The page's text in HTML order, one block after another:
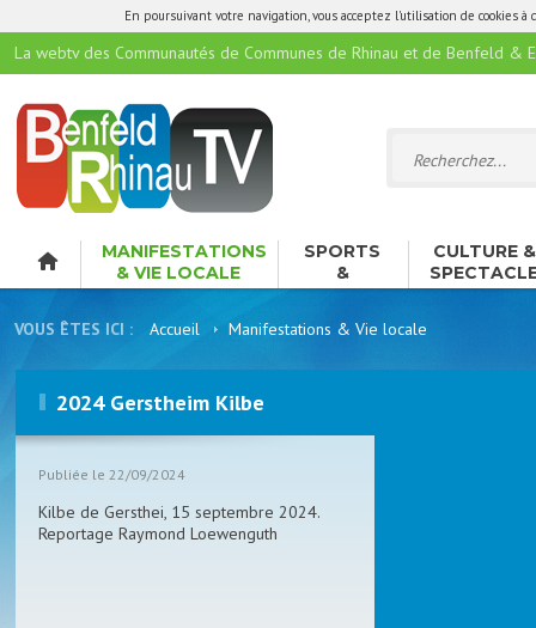
En poursuivant votre navigation, vous acceptez l'utilisation de cookies
La webtv des Communautés de Communes de Rhinau et de Benfeld &
MANIFESTATIONS
& VIE LOCALE
SPORTS
&
LOISIRS
CULTURE &
VOUS ÊTES ICI : Accueil Manifestations & Vie locale
2024 Gerstheim Kilbe
Publiée le 22/09/2024
Kilbe de Gersthei, 15 septembre 2024.
Reportage Raymond Loewenguth